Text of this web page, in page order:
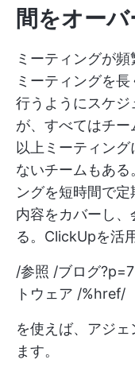
間をオー
ミーティングが頻
ミーティングを
行うようにスケ
が、すべてはチー
以上ミーティン
ないチームもあ
ングを短時間で
内容をカバーし、
る。ClickUpを活
/参照 /ブログ
トウェア /%href/
を使えば、アジ
ます。